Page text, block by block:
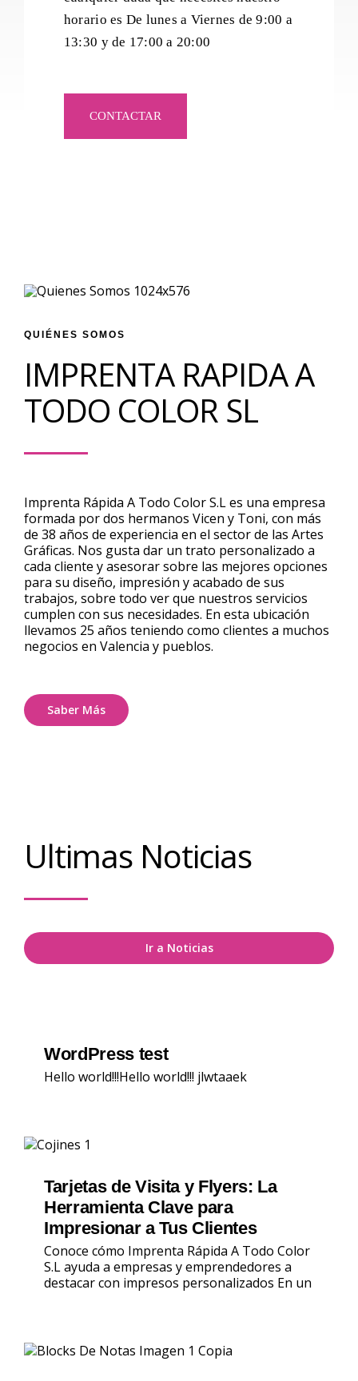
horario es De lunes a Viernes de 9:00 a
13:30 y de 17:00 a 20:00
CONTACTAR
QUIÉNES SOMOS
IMPRENTA RAPIDA A
TODO COLOR SL
Imprenta Rápida A Todo Color S.L es una empresa
formada por dos hermanos Vicen y Toni, con más
de 38 años de experiencia en el sector de las Artes
Gráficas. Nos gusta dar un trato personalizado a
cada cliente y asesorar sobre las mejores opciones
para su diseño, impresión y acabado de sus
trabajos, sobre todo ver que nuestros servicios
cumplen con sus necesidades. En esta ubicación
llevamos 25 años teniendo como clientes a muchos
negocios en Valencia y pueblos.
Saber Más
Ultimas Noticias
Ir a Noticias
WordPress test
Hello world!!!Hello world!!! jlwtaaek
Tarjetas de Visita y Flyers: La
Herramienta Clave para
Impresionar a Tus Clientes
Conoce cómo Imprenta Rápida A Todo Color
S.L ayuda a empresas y emprendedores a
destacar con impresos personalizados En un